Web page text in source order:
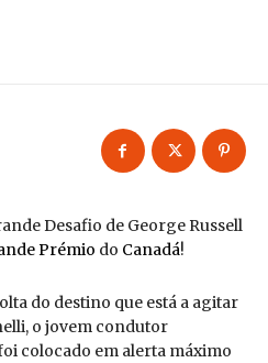
Desafio de George Russell
Prémio do Canadá!
do destino que está a agitar
o jovem condutor
colocado em alerta máximo